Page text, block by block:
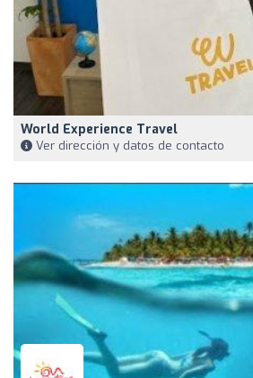
World Experience Travel
Ver dirección y datos de contacto